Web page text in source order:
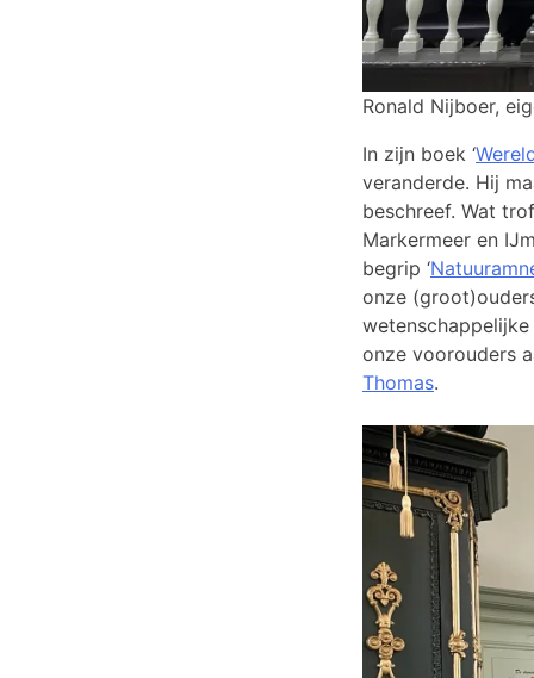
Ronald Nijboer,
In zijn boek ‘
veranderde. Hij
beschreef. Wat
Markermeer en
begrip ‘
onze
onze voorouders
Thomas.